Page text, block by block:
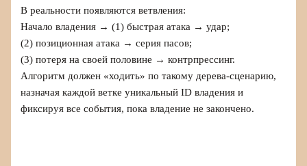
В реальности появляются ветвления:
Начало владения → (1) быстрая атака → удар;
(2) позиционная атака → серия пасов;
(3) потеря на своей половине → контрпрессинг.
Алгоритм должен «ходить» по такому дерева-сценарию,
назначая каждой ветке уникальный ID владения и
фиксируя все события, пока владение не закончено.